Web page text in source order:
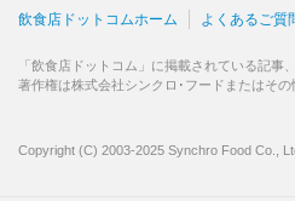
飲食店ドットコムホーム よくあるご質
「飲食店ドットコム」に掲載されている記事
著作権は株式会社シンクロ･フードまたはその
Copyright (C) 2003-2025 Synchro Food Co.,